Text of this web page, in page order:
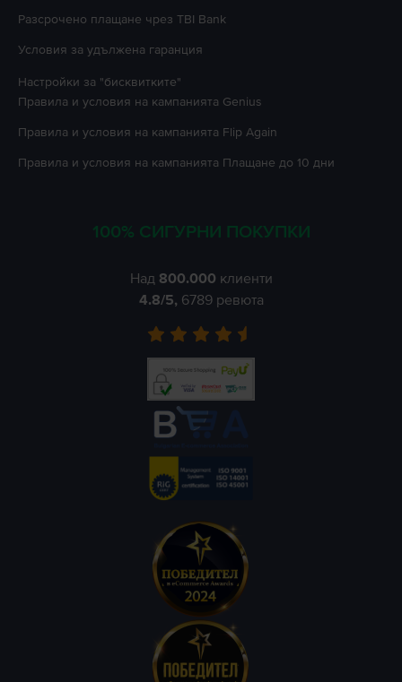
Разсрочено плащане чрез TBI Bank
Условия за удължена гаранция
Настройки за "бисквитките"
Правила и условия на кампанията Genius
Правила и условия на кампанията Flip Again
Правила и условия на кампанията Плащане до 10 дни
100% СИГУРНИ ПОКУПКИ
Над 800.000 клиенти
4.8/5, 6789 ревюта